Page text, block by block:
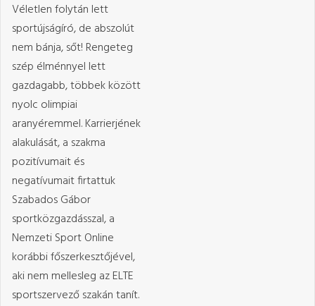
Véletlen folytán lett
sportújságíró, de abszolút
nem bánja, sőt! Rengeteg
szép élménnyel lett
gazdagabb, többek között
nyolc olimpiai
aranyéremmel. Karrierjének
alakulását, a szakma
pozitívumait és
negatívumait firtattuk
Szabados Gábor
sportközgazdásszal, a
Nemzeti Sport Online
korábbi főszerkesztőjével,
aki nem mellesleg az ELTE
sportszervező szakán tanít.